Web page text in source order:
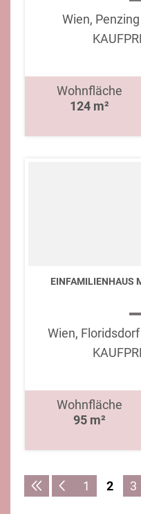
Wien,
Wohnfläche
124 m²
EINFAMILIENHAUS
Wien,
Wohnfläche
95 m²
1 2 3